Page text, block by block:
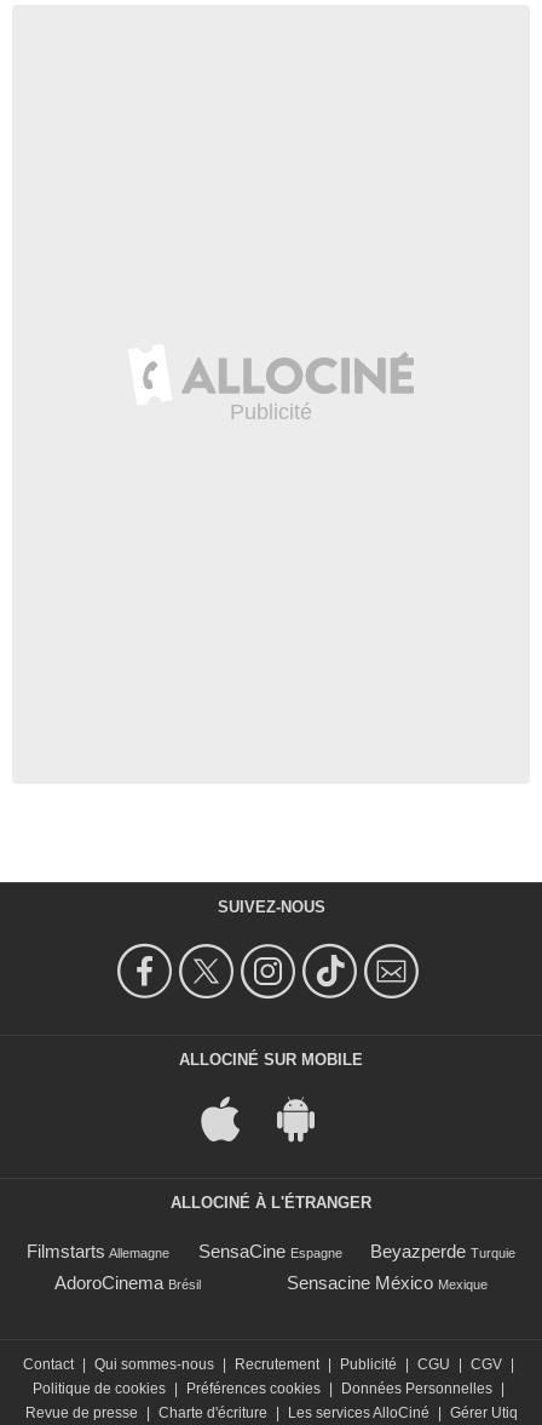
SUIVEZ-NOUS
ALLOCINÉ SUR MOBILE
ALLOCINÉ À L'ÉTRANGER
Filmstarts Allemagne SensaCine Espagne Beyazperde Turquie
AdoroCinema Brésil Sensacine México Mexique
Contact Qui sommes-nous Recrutement Publicité CGU CGV
Politique de cookies
Préférences cookies Données Personnelles
Revue de presse
Charte d'écriture Les services AlloCiné Gérer Utiq